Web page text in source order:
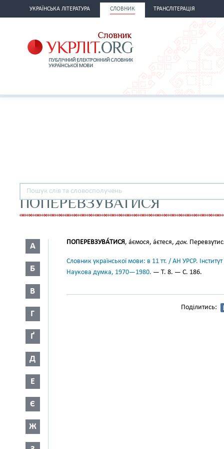
УКРАЇНСЬКА ЛІТЕРАТУРА СЛОВНИК ТРАНСЛІТЕРАЦІЯ
ПОПЕРЕВЗУВАТИСЯ
А
Б
В
Г
Ґ
Д
Е
Є
Ж
ПОПЕРЕВЗУВА́ТИСЯ, а́ємося, а́єтеся, док.
Словник української мови: в 11 тт. / АН УРСР.
Наукова думка, 1970—1980. — Т. 8. — С. 186.
Поділитись: